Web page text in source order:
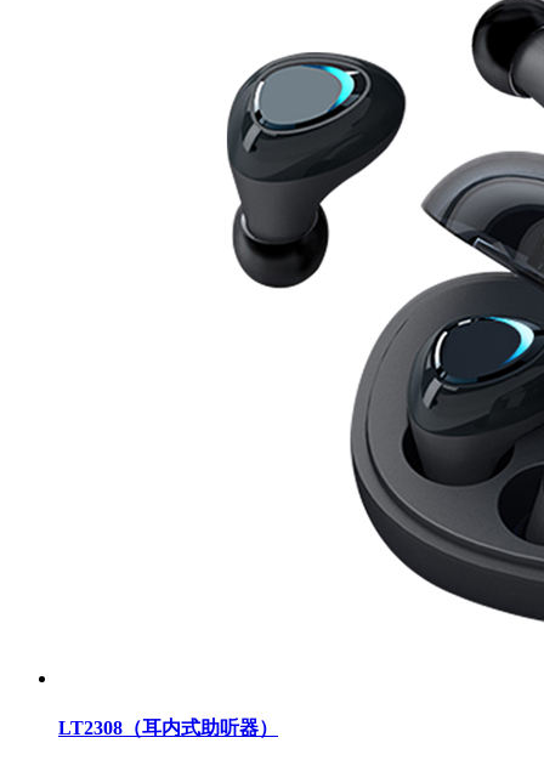
LT2308（耳内式助听器）